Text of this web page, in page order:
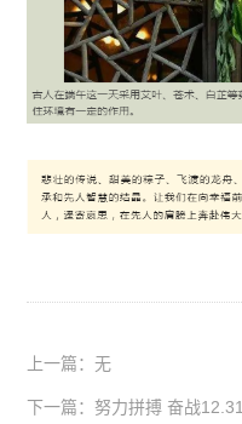
上一篇：无
下一篇：努力拼搏 奋战12.31